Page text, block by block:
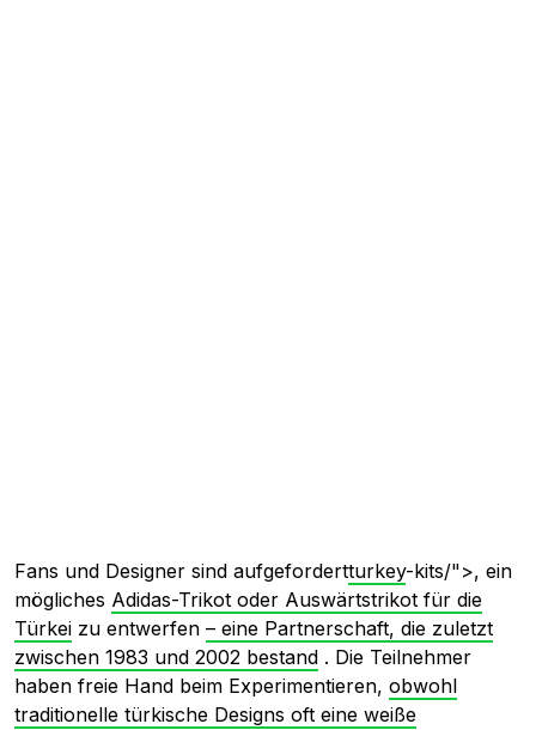
Fans und Designer sind aufgefordertturkey-kits/">, ein
mögliches Adidas-Trikot oder Auswärtstrikot für die
Türkei zu entwerfen – eine Partnerschaft, die zuletzt
zwischen 1983 und 2002 bestand . Die Teilnehmer
haben freie Hand beim Experimentieren, obwohl
traditionelle türkische Designs oft eine weiße